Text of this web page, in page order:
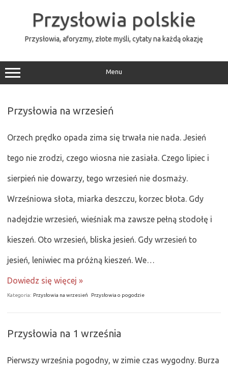
Przysłowia polskie
Przysłowia, aforyzmy, złote myśli, cytaty na każdą okazję
Menu
Przysłowia na wrzesień
Orzech prędko opada zima się trwała nie nada. Jesień
tego nie zrodzi, czego wiosna nie zasiała. Czego lipiec i
sierpień nie dowarzy, tego wrzesień nie dosmaży.
Wrześniowa słota, miarka deszczu, korzec błota. Gdy
nadejdzie wrzesień, wieśniak ma zawsze pełną stodołę i
kieszeń. Oto wrzesień, bliska jesień. Gdy wrzesień to
jesień, leniwiec ma próżną kieszeń. We…
Dowiedz się więcej »
Kategoria: Przysłowia na wrzesień Przysłowia o pogodzie
Przysłowia na 1 września
Pierwszy września pogodny, w zimie czas wygodny. Burza